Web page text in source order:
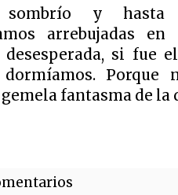
sombrío y hasta
arrebujadas
desesperada, si
Porque
fantasma de la